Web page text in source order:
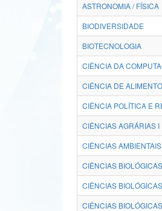
ASTRONOMIA / FÍSICA
BIODIVERSIDADE
BIOTECNOLOGIA
CIÊNCIA DA
CIÊNCIA DE
CIÊNCIA POLÍTICA E
CIÊNCIAS AGRÁRIAS I
CIÊNCIAS AMBIENTAIS
CIÊNCIAS
CIÊNCIAS
CIÊNCIAS